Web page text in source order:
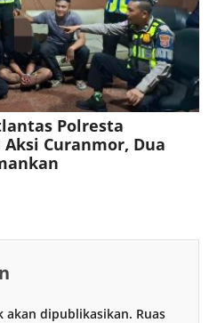
Polresta
Curanmor, Dua
akan dipublikasikan. Ruas